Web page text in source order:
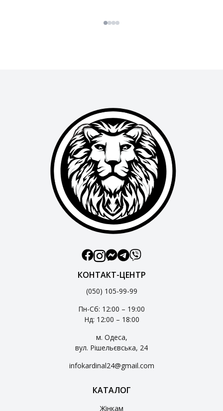
КОНТАКТ-ЦЕНТР
(050) 105-99-99
Пн-Сб: 12:00 – 19:00
Нд: 12:00 – 18:00
м. Одеса,
вул. Рішельєвська, 24
infokardinal24@gmail.com
КАТАЛОГ
Жінкам